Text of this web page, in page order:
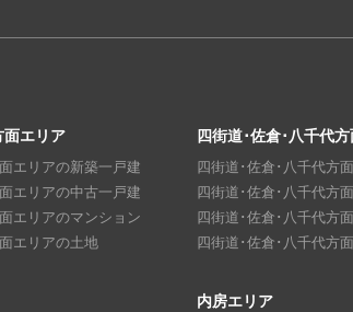
面エリア
エリアの新築一戸建
エリアの中古一戸建
エリアのマンション
エリアの土地
四街道･佐倉･八千代
四街道･佐倉･八千代方
四街道･佐倉･八千代方
四街道･佐倉･八千代方
四街道･佐倉･八千代方
内房エリア